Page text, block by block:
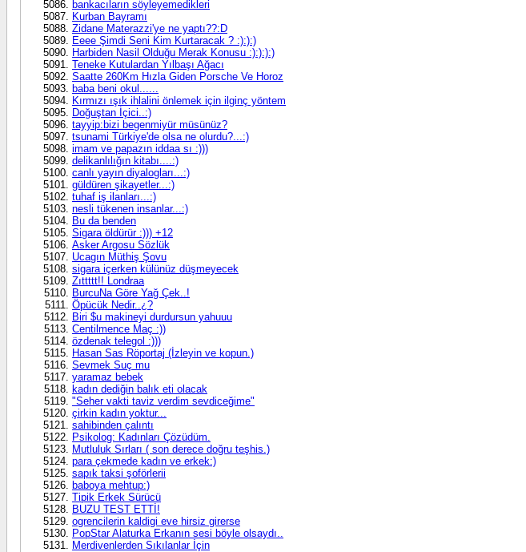
bankacıların söyleyemedikleri
Kurban Bayramı
Zidane Materazzi'ye ne yaptı??:D
Eeee Şimdi Seni Kim Kurtaracak ? :):):)
Harbiden Nasil Olduğu Merak Konusu :):):):)
Teneke Kutulardan Yılbaşı Ağacı
Saatte 260Km Hızla Giden Porsche Ve Horoz
baba beni okul......
Kırmızı ışık ihlalini önlemek için ilginç yöntem
Doğuştan İçici..:)
tayyip:bizi begenmiyür müsünüz?
tsunami Türkiye'de olsa ne olurdu?...:)
imam ve papazın iddaa sı :)))
delikanlılığın kitabı....:)
canlı yayın diyalogları...:)
güldüren şikayetler...:)
tuhaf iş ilanları...:)
nesli tükenen insanlar...:)
Bu da benden
Sigara öldürür :))) +12
Asker Argosu Sözlük
Ucagın Müthiş Şovu
sigara içerken külünüz düşmeyecek
Zıttttt!! Londraa
BurcuNa Göre Yağ Çek..!
Öpücük Nedir..¿?
Biri $u makineyi durdursun yahuuu
Centilmence Maç :))
özdenak telegol :)))
Hasan Sas Röportaj (İzleyin ve kopun.)
Sevmek Suç mu
yaramaz bebek
kadın dediğin balık eti olacak
"Seher vakti taviz verdim sevdiceğime"
çirkin kadın yoktur...
sahibinden çalıntı
Psikolog: Kadınları Çözüdüm.
Mutluluk Sırları ( son derece doğru teşhis.)
para çekmede kadın ve erkek:)
sapık taksi şoförlerii
baboya mehtup:)
Tipik Erkek Sürücü
BUZU TEST ETTİ!
ogrencilerin kaldigi eve hirsiz girerse
PopStar Alaturka Erkanın sesi böyle olsaydı..
Merdivenlerden Sıkılanlar İçin